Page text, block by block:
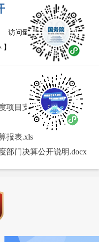
访问量：1767次
【字
】
项目支出绩效评价报
报表.xls
部门决算公开说明.docx